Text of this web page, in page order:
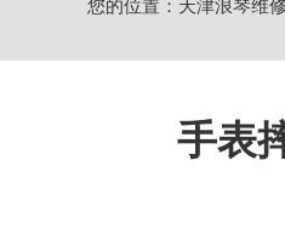
您的位置： 天津浪琴维
手表